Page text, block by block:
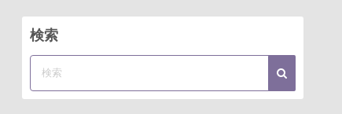
検索